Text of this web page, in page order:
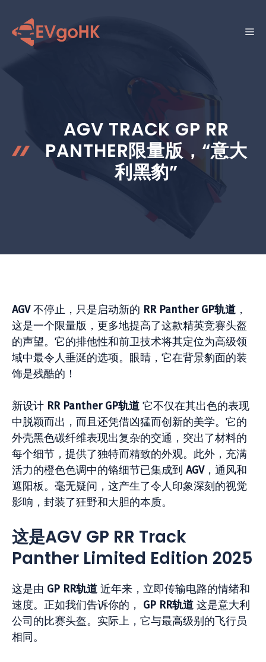
菜
AGV TRACK GP RR
PANTHER限量版，“意大
利黑豹”
AGV不停止，只是启动新的 RR Panther GP轨道 ，
这是一个限量版，更多地提高了这款精英竞赛头盔
的声望。它的排他性和前卫技术将其定位为高级领
域中最令人垂涎​​的选项。眼睛，它在背景豹面的装
饰是残酷的！
新设计 RR Panther GP轨道 它不仅在其出色的表现
中脱颖而出，而且还凭借凶猛而创新的美学。它的
外壳黑色碳纤维表现出复杂的交通，突出了材料的
每个细节，提供了独特而精致的外观。此外，充满
活力的橙色色调中的铬细节已集成到 AGV，通风和
遮阳板。毫无疑问，这产生了令人印象深刻的视觉
影响，封装了狂野和大胆的本质。
这是AGV GP RR Track
Panther Limited Edition 2025
这是由 GP RR轨道 近年来，立即传输电路的情绪和
速度。正如我们告诉你的， GP RR轨道 这是意大利
公司的比赛头盔。实际上，它与最高级别的飞行员
相同。